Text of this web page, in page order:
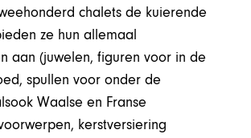
chalets de kuierende
ze hun allemaal
aan (juwelen, figuren voor in de
spullen voor onder de
Waalse en Franse
kerstversiering